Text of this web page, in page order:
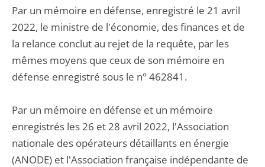
Par un mémoire en défense, enregistré le 21 avril
2022, le ministre de l'économie, des finances et de
la relance conclut au rejet de la requête, par les
mêmes moyens que ceux de son mémoire en
défense enregistré sous le n° 462841.
Par un mémoire en défense et un mémoire
enregistrés les 26 et 28 avril 2022, l'Association
nationale des opérateurs détaillants en énergie
(ANODE) et l'Association française indépendante de